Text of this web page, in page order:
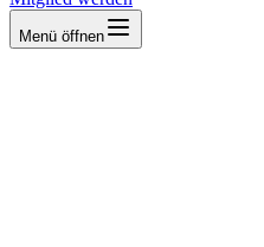
Menü öffnen